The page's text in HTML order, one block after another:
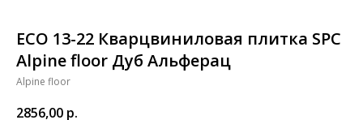
ECO 13-22 Кварцвиниловая плитка SPC
Alpine floor Дуб Альферац
Alpine floor
2856,00 р.